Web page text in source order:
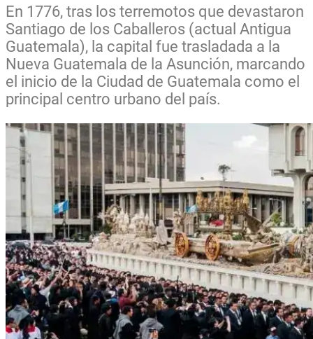
En 1776, tras los terremotos que devastaron
Santiago de los Caballeros (actual Antigua
Guatemala), la capital fue trasladada a la
Nueva Guatemala de la Asunción, marcando
el inicio de la Ciudad de Guatemala como el
principal centro urbano del país.